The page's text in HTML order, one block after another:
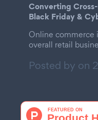
Converting
Black Friday &
Online commerce
overall retail
Posted by on